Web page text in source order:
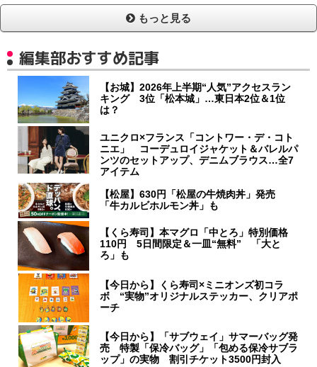
もっと見る
編集部おすすめ記事
【お城】2026年上半期“人気”アクセスラン
キング 3位「松本城」…東日本2位＆1位
は？
ユニクロ×フランス「コントワー・デ・コト
ニエ」 コーデュロイジャケット＆バレルパ
ンツのセットアップ、デニムブラウス…全7
アイテム
【松屋】630円「松屋の牛焼肉丼」発売
「牛カルビホルモン丼」も
【くら寿司】本マグロ「中とろ」特別価格
110円 5日間限定＆一皿“無料” 「大と
ろ」も
【今日から】くら寿司×ミニオンズ初コラ
ボ “実物”オリジナルステッカー、クリアポ
ーチ
【今日から】「サブウェイ」サマーバッグ発
売 特製「保冷バッグ」「包める保冷サブラ
ップ」の実物 割引チケット3500円封入